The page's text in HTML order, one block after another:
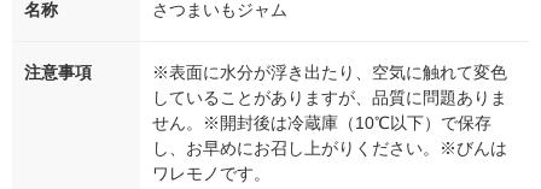
名称 さつまいもジャム
注意事項
※表面に水分が浮き出たり、空気に触れて変色
していることがありますが、品質に問題ありま
せん。※開封後は冷蔵庫（10℃以下）で保存
し、お早めにお召し上がりください。※びんは
ワレモノです。